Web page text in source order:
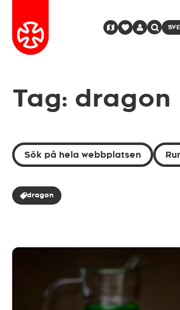
Tag: dragon
Sök på hela webbplatsen
dragon